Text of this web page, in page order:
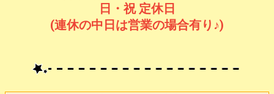
日・祝 定休日
(連休の中日は営業の場合有り♪)